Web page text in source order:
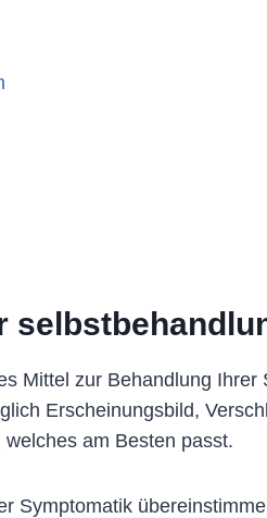
Mittel zur Behandlung
Erscheinungsbild,
am Besten passt.
Symptomatik